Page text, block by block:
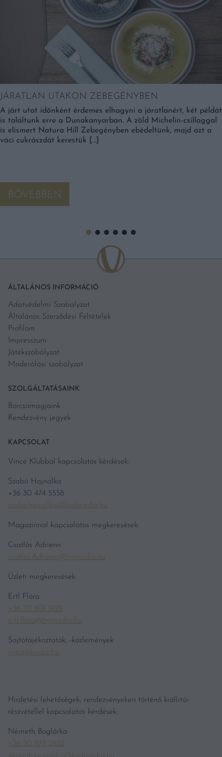
JÁRATLAN UTAKON ZEBEGÉNYBEN
A járt utat időnként érdemes elhagyni a járatlanért, két példát
is találtunk erre a Dunakanyarban. A zöld Michelin-csillaggal
is elismert Natura Hill Zebegényben ebédeltünk, majd azt a
váci cukrászdát kerestük […]
BŐVEBBEN
ÁLTALÁNOS INFORMÁCIÓ
Adatvédelmi Szabályzat
Általános Szerződési Feltételek
Profilom
Impresszum
Játékszabályzat
Moderálási szabályzat
SZOLGÁLTATÁSAINK
Borcsomagjaink
Rendezvény jegyek
KAPCSOLAT
Vince Klubbal kapcsolatos kérdések:
Szabó Hajnalka
+36 30 474 5558
szabo.hajnalka@kodmedia.hu
Magazinnal kapcsolatos megkeresések:
Csatlós Adrienn
csatlos.Adrienn@hgmedia.hu
Üzleti megkeresések:
Ertl Flóra
+36 70 601 1929
ertl.flora@hgmedia.hu
Sajtótájékoztatók, -közlemények
vince@vince.hu
Hirdetési lehetőségek, rendezvényeken történő kiállítói
részvétellel kapcsolatos kérdések:
Németh Boglárka
+36 30 975 2652
nemeth.boglarka@kodmedia.hu